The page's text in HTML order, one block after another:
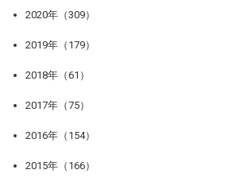
2020年（309）
2019年（179）
2018年（61）
2017年（75）
2016年（154）
2015年（166）